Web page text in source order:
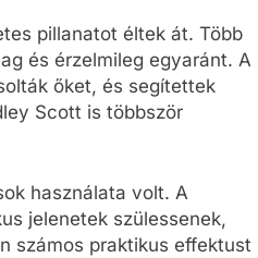
pillanatot éltek át. Több
és érzelmileg egyaránt. A
őket, és segítettek
Scott is többször
használata volt. A
jelenetek szülessenek,
számos praktikus effektust